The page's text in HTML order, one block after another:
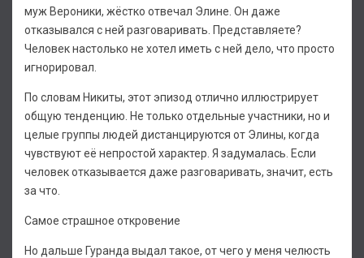
муж Вероники, жёстко отвечал Элине. Он даже
отказывался с ней разговаривать. Представляете?
Человек настолько не хотел иметь с ней дело, что просто
игнорировал.
По словам Никиты, этот эпизод отлично иллюстрирует
общую тенденцию. Не только отдельные участники, но и
целые группы людей дистанцируются от Элины, когда
чувствуют её непростой характер. Я задумалась. Если
человек отказывается даже разговаривать, значит, есть
за что.
Самое страшное откровение
Но дальше Гуранда выдал такое, от чего у меня челюсть